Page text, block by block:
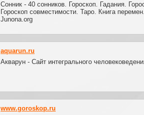
Сонник - 40 сонников. Гороскоп. Гадания.
Гороскоп совместимости. Таро. Книга
Junona.org
aquarun.ru
Акварун - Сайт интегрального
www.goroskop.ru